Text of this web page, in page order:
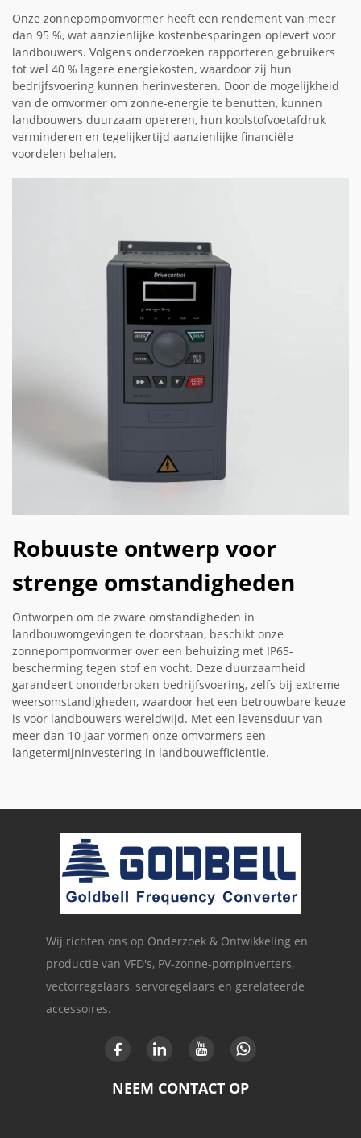
Onze zonnepompomvormer heeft een rendement van meer
dan 95 %, wat aanzienlijke kostenbesparingen oplevert voor
landbouwers. Volgens onderzoeken rapporteren gebruikers
tot wel 40 % lagere energiekosten, waardoor zij hun
bedrijfsvoering kunnen herinvesteren. Door de mogelijkheid
van de omvormer om zonne-energie te benutten, kunnen
landbouwers duurzaam opereren, hun koolstofvoetafdruk
verminderen en tegelijkertijd aanzienlijke financiële
voordelen behalen.
Robuuste ontwerp voor
strenge omstandigheden
Ontworpen om de zware omstandigheden in
landbouwomgevingen te doorstaan, beschikt onze
zonnepompomvormer over een behuizing met IP65-
bescherming tegen stof en vocht. Deze duurzaamheid
garandeert ononderbroken bedrijfsvoering, zelfs bij extreme
weersomstandigheden, waardoor het een betrouwbare keuze
is voor landbouwers wereldwijd. Met een levensduur van
meer dan 10 jaar vormen onze omvormers een
langetermijninvestering in landbouwefficiëntie.
Wij richten ons op Onderzoek & Ontwikkeling en
productie van VFD's, PV-zonne-pompinverters,
vectorregelaars, servoregelaars en gerelateerde
accessoires.
NEEM CONTACT OP